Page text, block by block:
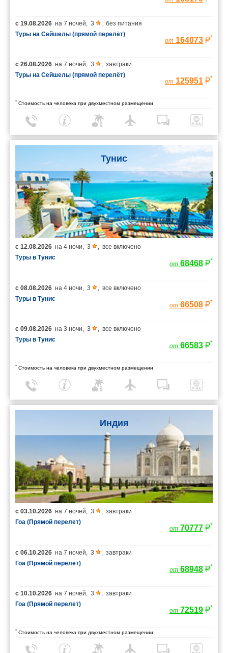
с 19.08.2026 на 7 ночей 3
без питания
Туры на Сейшелы (прямой перелёт)
от 164073 *
с 26.08.2026 на 7 ночей 3
завтраки
Туры на Сейшелы (прямой перелёт)
от 125951 *
* Стоимость на человека при двухместном размещении
Тунис
с 12.08.2026 на 4 ночи, 3 , все включено
Туры в Тунис
от 68468 *
с 08.08.2026 на 4 ночи, 3 , все включено
Туры в Тунис
от 66508 *
с 09.08.2026 на 3 ночи, 3 , все включено
Туры в Тунис
от 66583 *
* Стоимость на человека при двухместном размещении
Индия
с 03.10.2026 на 7 ночей, 3 , завтраки
Гоа (Прямой перелет)
от 70777 *
с 06.10.2026 на 7 ночей, 3 , завтраки
Гоа (Прямой перелет)
от 68948 *
с 10.10.2026 на 7 ночей, 3 , завтраки
Гоа (Прямой перелет)
от 72519 *
* Стоимость на человека при двухместном размещении